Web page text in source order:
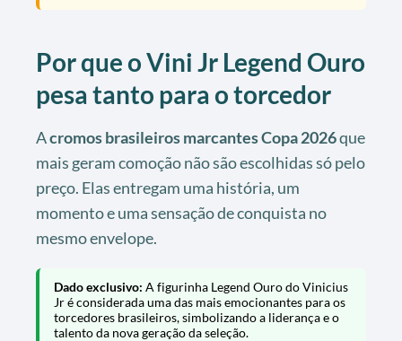
Por que o Vini Jr Legend Ouro
pesa tanto para o torcedor
Acromos brasileiros marcantes Copa 2026que
mais geram comoção não são escolhidas só pelo
preço. Elas entregam uma história, um
momento e uma sensação de conquista no
mesmo envelope.
Dado exclusivo: A figurinha Legend Ouro do Vinicius
Jr é considerada uma das mais emocionantes para os
torcedores brasileiros, simbolizando a liderança e o
talento da nova geração da seleção.